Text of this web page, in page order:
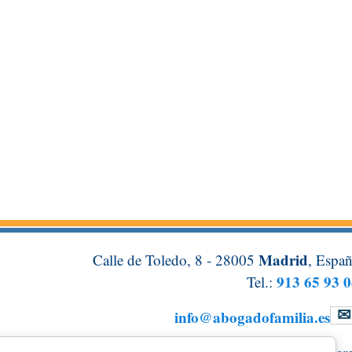
Calle de Toledo, 8 - 28005 Madrid,
Tel.: 913 65 93
info@abogadofamilia.es